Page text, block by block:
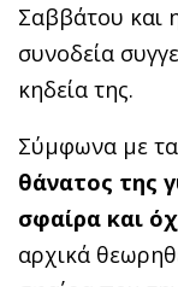
Σαββάτου και
συνοδεία
κηδεία της.
Σύμφωνα με τα
θάνατος της
σφαίρα και
αρχικά